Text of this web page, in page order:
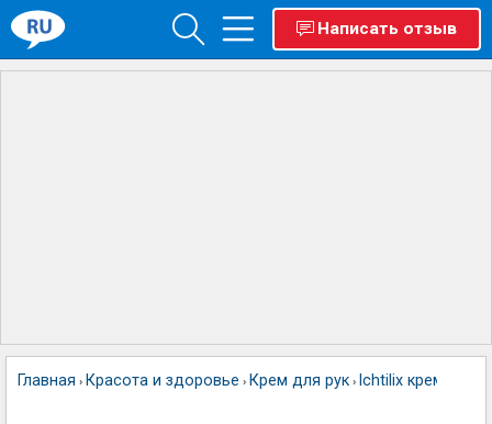
Написать отзыв
Главная › Красота и здоровье › Крем для рук › lchtilix крем от